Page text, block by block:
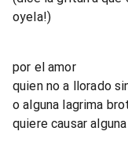
oyela!)
por el amor
quien no a llorado
o alguna lagrima
quiere causar